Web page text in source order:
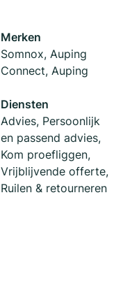
Merken
Somnox, Auping
Connect, Auping
Diensten
Advies, Persoonlijk
en passend advies,
Kom proefliggen,
Vrijblijvende offerte,
Ruilen & retourneren